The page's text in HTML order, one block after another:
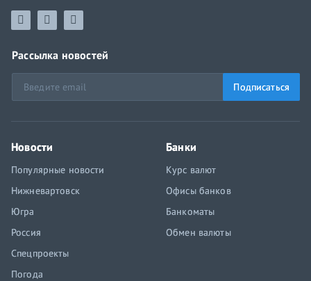
Рассылка новостей
Подписаться
Новости
Популярные новости
Нижневартовск
Югра
Россия
Спецпроекты
Погода
Банки
Курс валют
Офисы банков
Банкоматы
Обмен валюты